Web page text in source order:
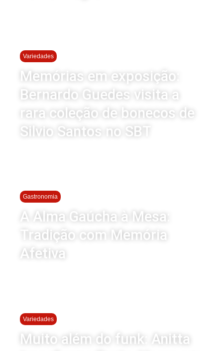
Variedades
Memórias em exposição:
Bernardo Guedes visita a
rara coleção de bonecos de
Silvio Santos no SBT
Gastronomia
A Alma Gaúcha à Mesa:
Tradição com Memória
Afetiva
Variedades
Muito além do funk: Anitta